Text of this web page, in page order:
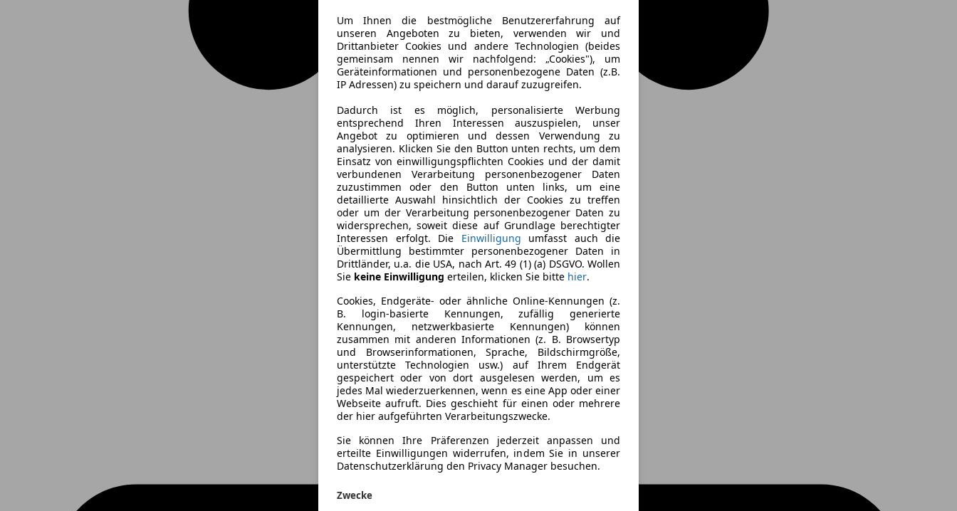
Um Ihnen die bestmögliche Benutzererfahrung auf
unseren Angeboten zu bieten, verwenden wir und
Drittanbieter Cookies und andere Technologien (beides
gemeinsam nennen wir nachfolgend: „Cookies"), um
Geräteinformationen und personenbezogene Daten (z.B.
IP Adressen) zu speichern und darauf zuzugreifen.
Dadurch ist es möglich, personalisierte Werbung
entsprechend Ihren Interessen auszuspielen, unser
Angebot zu optimieren und dessen Verwendung zu
analysieren. Klicken Sie den Button unten rechts, um dem
Einsatz von einwilligungspflichten Cookies und der damit
verbundenen Verarbeitung personenbezogener Daten
zuzustimmen oder den Button unten links, um eine
detaillierte Auswahl hinsichtlich der Cookies zu treffen
oder um der Verarbeitung personenbezogener Daten zu
widersprechen, soweit diese auf Grundlage berechtigter
Interessen erfolgt. Die Einwilligung umfasst auch die
Übermittlung bestimmter personenbezogener Daten in
Drittländer, u.a. die USA, nach Art. 49 (1) (a) DSGVO. Wollen
Sie keine Einwilligung erteilen, klicken Sie bitte hier.
Cookies, Endgeräte- oder ähnliche Online-Kennungen (z.
B. login-basierte Kennungen, zufällig generierte
Kennungen, netzwerkbasierte Kennungen) können
zusammen mit anderen Informationen (z. B. Browsertyp
und Browserinformationen, Sprache, Bildschirmgröße,
unterstützte Technologien usw.) auf Ihrem Endgerät
gespeichert oder von dort ausgelesen werden, um es
jedes Mal wiederzuerkennen, wenn es eine App oder einer
Webseite aufruft. Dies geschieht für einen oder mehrere
der hier aufgeführten Verarbeitungszwecke.
Sie können Ihre Präferenzen jederzeit anpassen und
erteilte Einwilligungen widerrufen, indem Sie in unserer
Datenschutzerklärung den Privacy Manager besuchen.
Zwecke